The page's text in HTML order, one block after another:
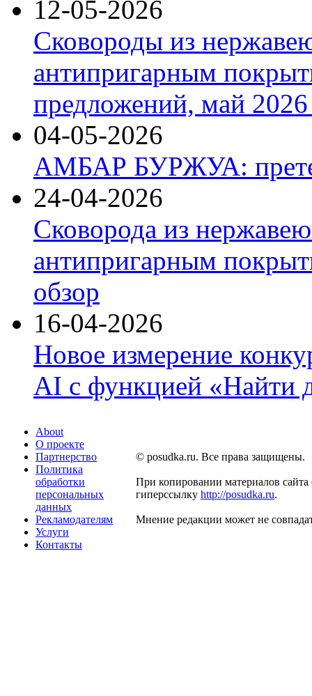
12-05-2026
Сковороды из
антипригарным
предложений, май 2026
04-05-2026
АМБАР БУРЖУА:
24-04-2026
Сковорода из
антипригарным
обзор
16-04-2026
Новое измерение
AI с функцией «Найти
About
О проекте
Партнерство
Политика
обработки
персональных
данных
Рекламодателям
Услуги
Контакты
© posudka.ru. Все права защищены.
При копировании материалов сайта
гиперссылку http://posudka.ru.
Мнение редакции может не